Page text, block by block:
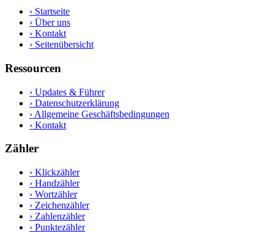
› Startseite
› Über uns
› Kontakt
› Seitenübersicht
Ressourcen
› Updates & Führer
› Datenschutzerklärung
› Allgemeine Geschäftsbedingungen
› Kontakt
Zähler
› Klickzähler
› Handzähler
› Wortzähler
› Zeichenzähler
› Zahlenzähler
› Punktezähler